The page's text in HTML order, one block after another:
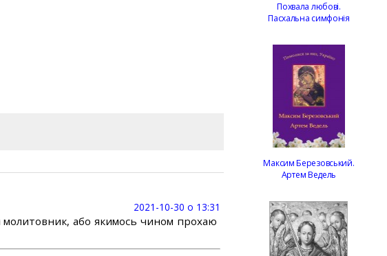
2021-10-30 о 13:31
або якимось чином прохаю
Похвала любові.
Пасхальна симфонія
Максим Березовський.
Артем Ведель